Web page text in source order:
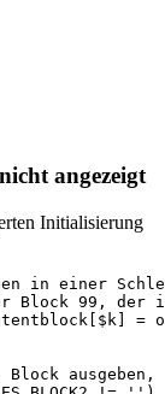
angezeigt
Initialisierung
in einer
Block 99, der
=
Block